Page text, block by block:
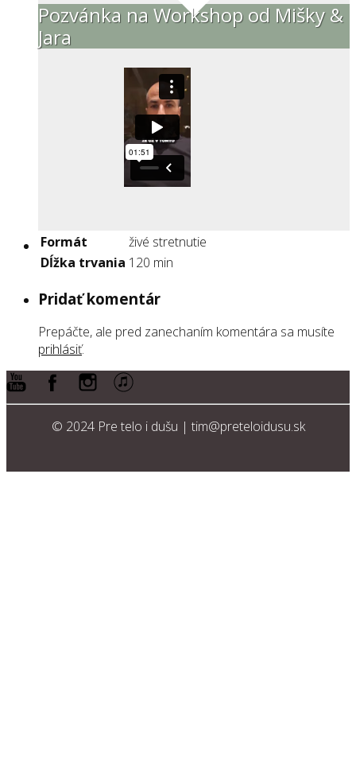
Pozvánka na Workshop od Mišky &
Jara
Formát
živé stretnutie
Dĺžka trvania 120 min
Pridať komentár
Prepáčte, ale pred zanechaním komentára sa musíte
prihlásiť.
© 2024 Pre telo i dušu | tim@preteloidusu.sk